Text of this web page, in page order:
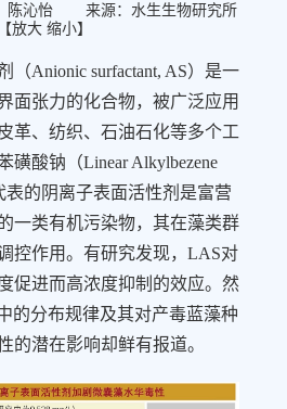
陈沁怡
来源：水生生物研究所
【放大 缩小】
（Anionic surfactant, AS）是一
面张力的化合物，被广泛应用
革、纺织、石油石化等多个工
磺酸钠（Linear Alkylbezene
表的阴离子表面活性剂是富营
一类有机污染物，其在藻类群
控作用。有研究发现， LAS对
促进而高浓度抑制的效应。然
的分布规律及其对产毒蓝藻种
的潜在影响却鲜有报道。